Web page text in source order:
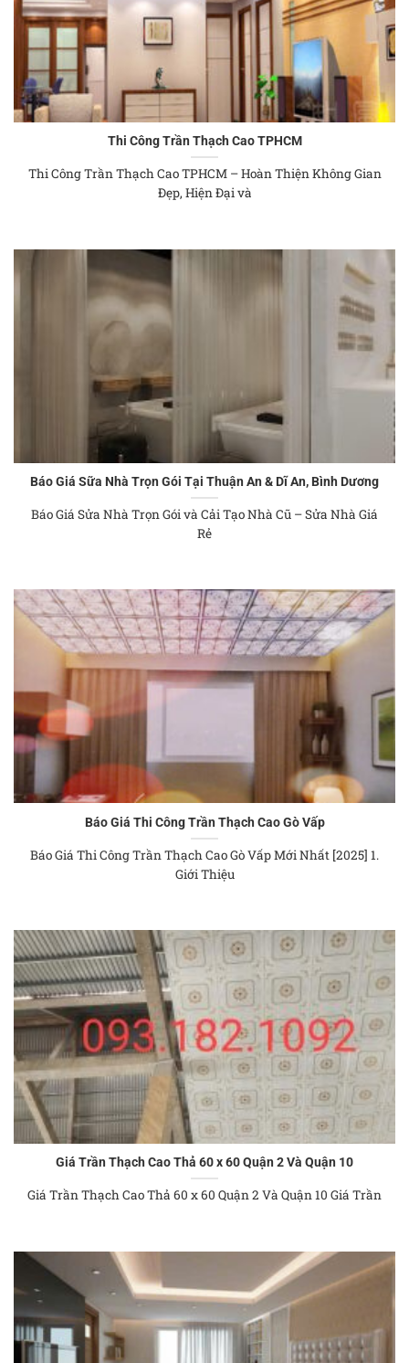
Thi Công Trần Thạch Cao TPHCM
Thi Công Trần Thạch Cao TPHCM – Hoàn Thiện Không Gian
Đẹp, Hiện Đại và
Báo Giá Sữa Nhà Trọn Gói Tại Thuận An & Dĩ An, Bình Dương
Báo Giá Sửa Nhà Trọn Gói và Cải Tạo Nhà Cũ – Sửa Nhà Giá
Rẻ
Báo Giá Thi Công Trần Thạch Cao Gò Vấp
Báo Giá Thi Công Trần Thạch Cao Gò Vấp Mới Nhất [2025] 1.
Giới Thiệu
Giá Trần Thạch Cao Thả 60 x 60 Quận 2 Và Quận 10
Giá Trần Thạch Cao Thả 60 x 60 Quận 2 Và Quận 10 Giá Trần